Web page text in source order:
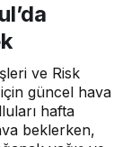
ve Risk
güncel hava
hafta
beklerken,